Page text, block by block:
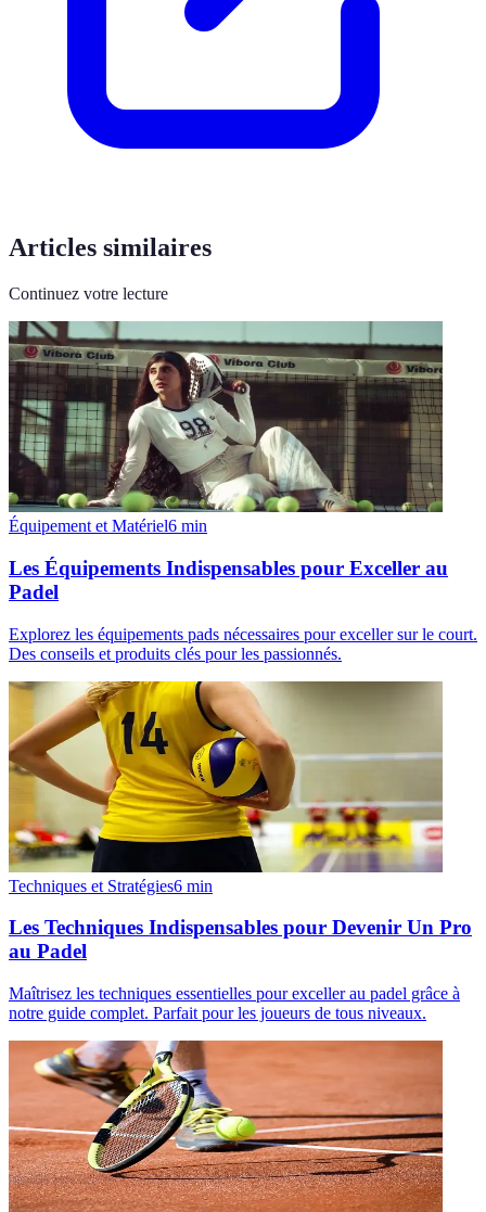
Articles similaires
Continuez votre lecture
Équipement et Matériel6 min
Les Équipements Indispensables pour Exceller au
Padel
Explorez les équipements pads nécessaires pour exceller sur le court.
Des conseils et produits clés pour les passionnés.
Techniques et Stratégies6 min
Les Techniques Indispensables pour Devenir Un Pro
au Padel
Maîtrisez les techniques essentielles pour exceller au padel grâce à
notre guide complet. Parfait pour les joueurs de tous niveaux.